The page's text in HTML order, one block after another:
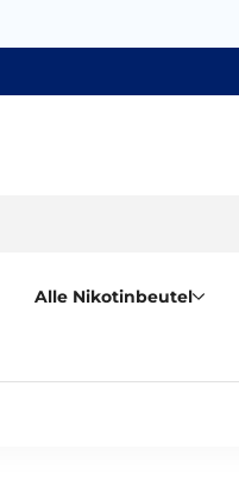
Alle Nikotinbeutel